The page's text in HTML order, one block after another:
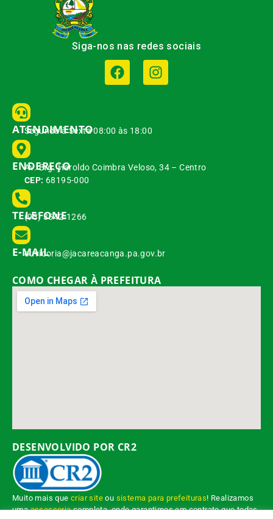
Siga-nos nas redes sociais
ATENDIMENTO
Segunda à Sexta 08:00 às 18:00
ENDEREÇO
Av. Brg. Haroldo Coimbra Veloso, 34 – Centro
CEP: 68195-000
TELEFONE
(93) 3542-1266
E-MAIL
ouvidoria@jacareacanga.pa.gov.br
COMO CHEGAR À PREFEITURA
DESENVOLVIDO POR CR2
Muito mais quecriar site ou sistema para prefeituras! Realizamos
umaassessoriacompleta, onde garantimos em contrato que todas